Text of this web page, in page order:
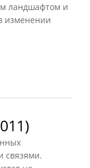
ландшафтом и
изменении
связями.